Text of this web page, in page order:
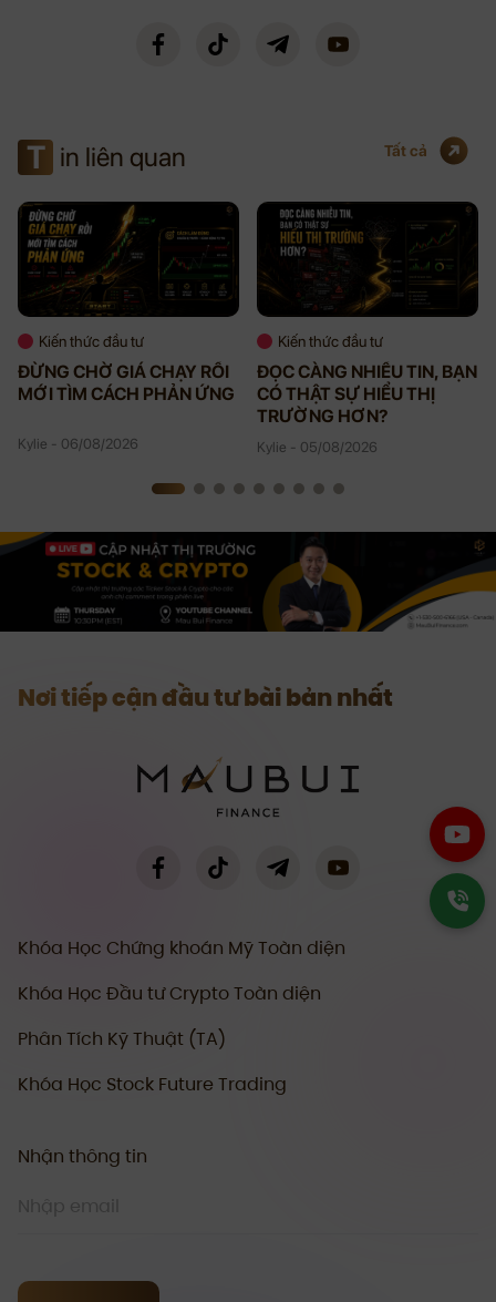
T in liên quan Tất cả
Kiến thức đầu tư
ĐỪNG CHỜ GIÁ CHẠY RỒI
MỚI TÌM CÁCH PHẢN ỨNG
Kylie - 06/08/2026
Kiến thức đầu tư
ĐỌC CÀNG NHIỀU TIN, BẠN
CÓ THẬT SỰ HIỂU THỊ
TRƯỜNG HƠN?
Kylie - 05/08/2026
Nơi tiếp cận đầu tư bài bản nhất
Khóa Học Chứng khoán Mỹ Toàn diện
Khóa Học Đầu tư Crypto Toàn diện
Phân Tích Kỹ Thuật (TA)
Khóa Học Stock Future Trading
Nhận thông tin